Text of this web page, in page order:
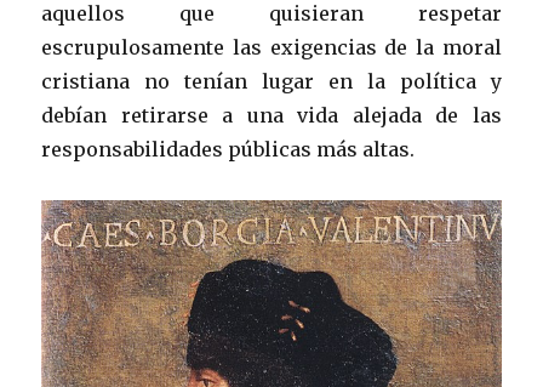
aquellos que quisieran respetar
escrupulosamente las exigencias de la moral
cristiana no tenían lugar en la política y
debían retirarse a una vida alejada de las
responsabilidades públicas más altas.